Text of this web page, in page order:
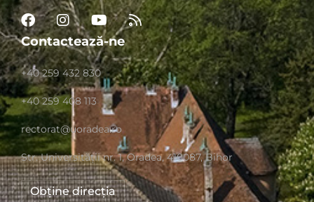
Contactează-ne
+40 259 432 830
+40 259 408 113
rectorat@uoradea.ro
Str. Universităţii nr. 1, Oradea, 410087, Bihor
Obține direcția